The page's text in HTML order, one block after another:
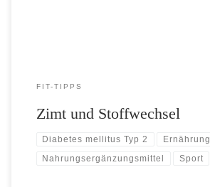
FIT-TIPPS
Zimt und Stoffwechsel
Diabetes mellitus Typ 2 Ernährung
Nahrungsergänzungsmittel Sport